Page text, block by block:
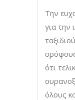
Την
για την
ότι
όλους